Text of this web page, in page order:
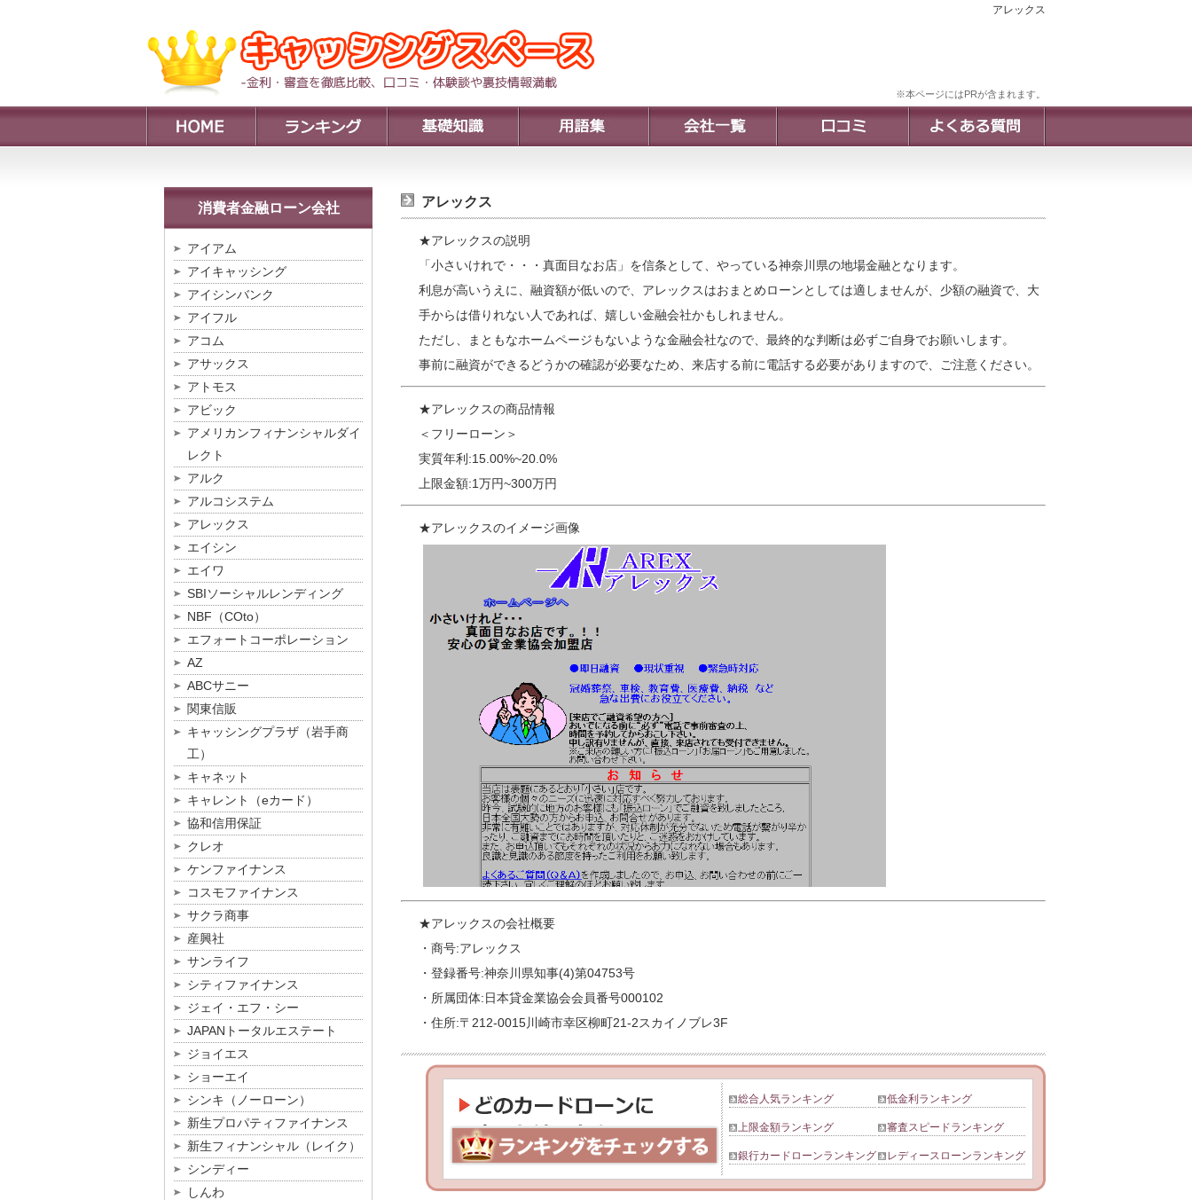
アレックス
※本ページにはPRが含まれます。
消費者金融ローン会社
アイアム
アイキャッシング
アイシンバンク
アイフル
アコム
アサックス
アトモス
アビック
アメリカンフィナンシャルダイ
レクト
アルク
アルコシステム
アレックス
エイシン
エイワ
SBIソーシャルレンディング
NBF（COto）
エフォートコーポレーション
AZ
ABCサニー
関東信販
キャッシングプラザ（岩手商
工）
キャネット
キャレント（eカード）
協和信用保証
クレオ
ケンファイナンス
コスモファイナンス
サクラ商事
産興社
サンライフ
シティファイナンス
ジェイ・エフ・シー
JAPANトータルエステート
ジョイエス
ショーエイ
シンキ（ノーローン）
新生プロパティファイナンス
新生フィナンシャル（レイク）
シンディー
しんわ
アレックス
★アレックスの説明
「小さいけれで・・・真面目なお店」を信条として、やっている神奈川県の地場金融となります。
利息が高いうえに、融資額が低いので、アレックスはおまとめローンとしては適しませんが、少額の融資で、大
手からは借りれない人であれば、嬉しい金融会社かもしれません。
ただし、まともなホームページもないような金融会社なので、最終的な判断は必ずご自身でお願いします。
事前に融資ができるどうかの確認が必要なため、来店する前に電話する必要がありますので、ご注意ください。
★アレックスの商品情報
＜フリーローン＞
実質年利:15.00%~20.0%
上限金額:1万円~300万円
★アレックスのイメージ画像
★アレックスの会社概要
・商号:アレックス
・登録番号:神奈川県知事(4)第04753号
・所属団体:日本貸金業協会会員番号000102
・住所:〒212-0015川崎市幸区柳町21-2スカイノブレ3F
総合人気ランキング 低金利ランキング
上限金額ランキング 審査スピードランキング
銀行カードローンランキング レディースローンランキング